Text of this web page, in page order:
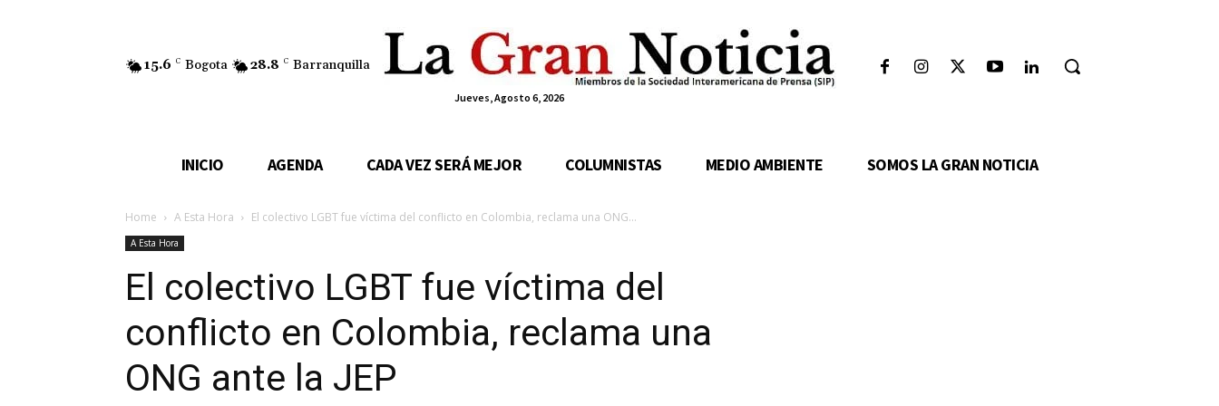
15.6 C Bogota 28.8 C Barranquilla
Jueves, Agosto 6, 2026
INICIO AGENDA CADA VEZ SERÁ MEJOR COLUMNISTAS MEDIO AMBIENTE SOMOS LA GRAN NOTICIA
Home A Esta Hora El colectivo LGBT fue víctima del conflicto en Colombia, reclama una ONG...
A Esta Hora
El colectivo LGBT fue víctima del
conflicto en Colombia, reclama una
ONG ante la JEP